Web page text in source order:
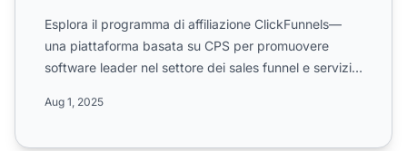
Esplora il programma di affiliazione ClickFunnels—
una piattaforma basata su CPS per promuovere
software leader nel settore dei sales funnel e servizi
Aug 1, 2025